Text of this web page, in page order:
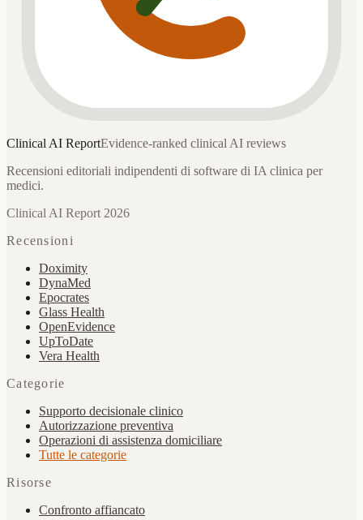
Clinical AI ReportEvidence-ranked clinical AI reviews
Recensioni editoriali indipendenti di software di IA clinica per
medici.
Clinical AI Report 2026
Recensioni
Doximity
DynaMed
Epocrates
Glass Health
OpenEvidence
UpToDate
Vera Health
Categorie
Supporto decisionale clinico
Autorizzazione preventiva
Operazioni di assistenza domiciliare
Tutte le categorie
Risorse
Confronto affiancato